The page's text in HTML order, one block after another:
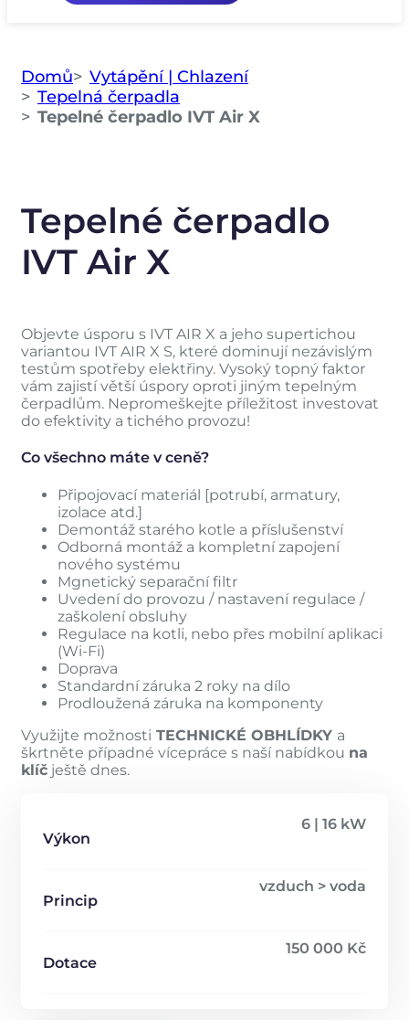
Domů
Vytápění | Chlazení
Tepelná čerpadla
Tepelné čerpadlo IVT Air X
Tepelné čerpadlo
IVT Air X
Objevte úsporu s IVT AIR X a jeho supertichou
variantou IVT AIR X S, které dominují nezávislým
testům spotřeby elektřiny. Vysoký topný faktor
vám zajistí větší úspory oproti jiným tepelným
čerpadlům. Nepromeškejte příležitost investovat
do efektivity a tichého provozu!
Co všechno máte v ceně?
Připojovací materiál [potrubí, armatury,
izolace atd.]
Demontáž starého kotle a příslušenství
Odborná montáž a kompletní zapojení
nového systému
Mgnetický separační filtr
Uvedení do provozu / nastavení regulace /
zaškolení obsluhy
Regulace na kotli, nebo přes mobilní aplikaci
(Wi-Fi)
Doprava
Standardní záruka 2 roky na dílo
Prodloužená záruka na komponenty
Využijte možnosti TECHNICKÉ OBHLÍDKY a
škrtněte případné vícepráce s naší nabídkou na
klíč ještě dnes.
Výkon
6 | 16 kW
Princip
vzduch > voda
Dotace
150 000 Kč